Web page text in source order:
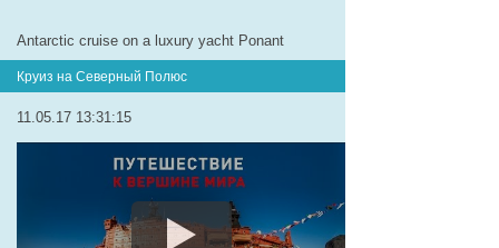
Antarctic cruise on a luxury yacht Ponant
Круиз на Северный Полюс
11.05.17 13:31:15